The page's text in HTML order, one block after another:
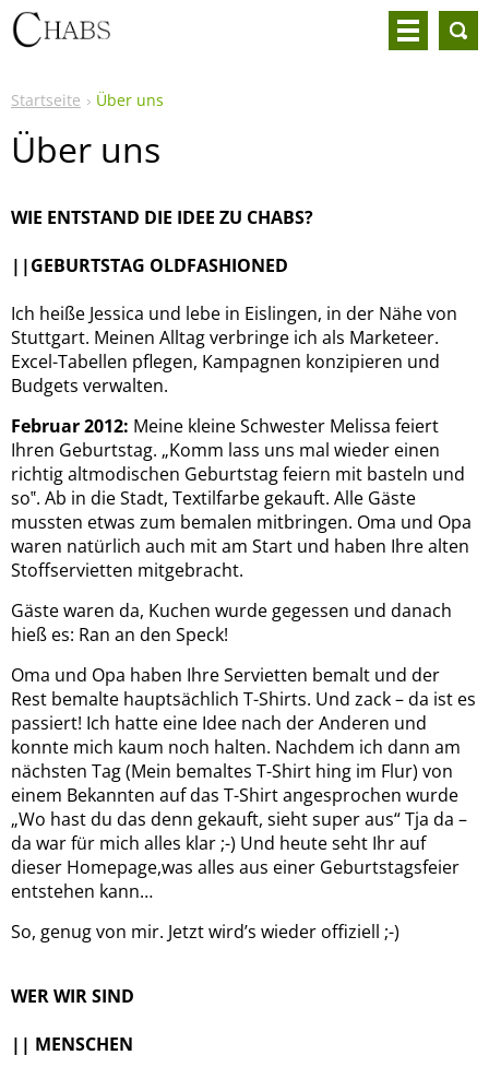
Startseite Über uns
Über uns
WIE ENTSTAND DIE IDEE ZU CHABS?
||GEBURTSTAG OLDFASHIONED
Ich heiße Jessica und lebe in Eislingen, in der Nähe von
Stuttgart. Meinen Alltag verbringe ich als Marketeer.
Excel-Tabellen pflegen, Kampagnen konzipieren und
Budgets verwalten.
Februar 2012: Meine kleine Schwester Melissa feiert
Ihren Geburtstag. „Komm lass uns mal wieder einen
richtig altmodischen Geburtstag feiern mit basteln und
so‟. Ab in die Stadt, Textilfarbe gekauft. Alle Gäste
mussten etwas zum bemalen mitbringen. Oma und Opa
waren natürlich auch mit am Start und haben Ihre alten
Stoffservietten mitgebracht.
Gäste waren da, Kuchen wurde gegessen und danach
hieß es: Ran an den Speck!
Oma und Opa haben Ihre Servietten bemalt und der
Rest bemalte hauptsächlich T-Shirts. Und zack – da ist es
passiert! Ich hatte eine Idee nach der Anderen und
konnte mich kaum noch halten. Nachdem ich dann am
nächsten Tag (Mein bemaltes T-Shirt hing im Flur) von
einem Bekannten auf das T-Shirt angesprochen wurde
„Wo hast du das denn gekauft, sieht super aus“ Tja da –
da war für mich alles klar ;-) Und heute seht Ihr auf
dieser Homepage,was alles aus einer Geburtstagsfeier
entstehen kann…
So, genug von mir. Jetzt wird’s wieder offiziell ;-)
WER WIR SIND
|| MENSCHEN